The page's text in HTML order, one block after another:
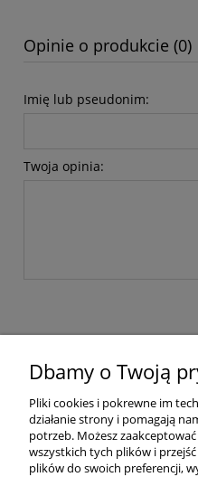
Opinie o produkcie (0)
Imię lub pseudonim:
Twoja opinia:
Dbamy o Twoją
Pliki cookies i pokrewne im
działanie strony i pomagają
potrzeb. Możesz
wszystkich tych plików i
plików do swoich preferencji,